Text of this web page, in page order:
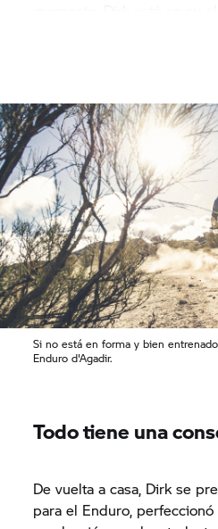
cada sección, totalmente
automovilismo. "Me
como el Enduro d'Agadir.
quedaba despierto en la
viaje en mi mente".
Si no está en forma y bien
Enduro d'Agadir.
Todo tiene una
De vuelta a casa, Dirk se
para el Enduro,